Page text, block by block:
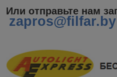
Или отправьте нам
zapros@filfar.by